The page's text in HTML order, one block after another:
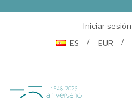
Iniciar sesión
ES
EUR